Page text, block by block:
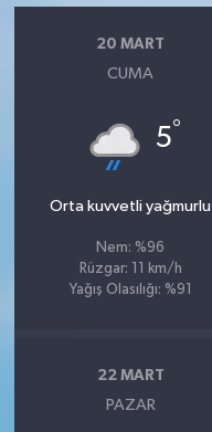
20 MART
CUMA
5°
Orta kuvvetli yağmurlu
Nem: %96
Rüzgar: 11 km/h
Yağış Olasılığı: %91
22 MART
PAZAR